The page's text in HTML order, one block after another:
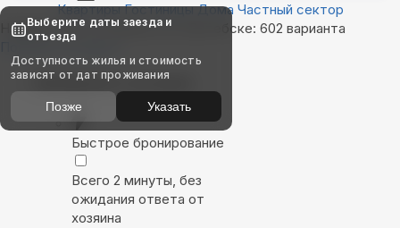
Квартиры Гостиницы Дома Частный сектор
Найдём, где остановиться в Витебске: 602 варианта
Показать на карте
Выбирайте лучшее
Быстрое бронирование
Всего 2 минуты, без
ожидания ответа от
хозяина
Выберите даты заезда и
отъезда
Доступность жилья и стоимость
зависят от дат проживания
Позже Указать